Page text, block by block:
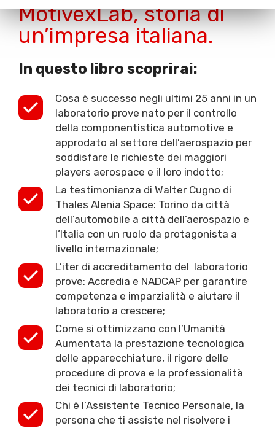
MotivexLab, storia di
un’impresa italiana.
In questo libro scoprirai:
Cosa è successo negli ultimi 25 anni in un
laboratorio prove nato per il controllo
della componentistica automotive e
approdato al settore dell’aerospazio per
soddisfare le richieste dei maggiori
players aerospace e il loro indotto;
La testimonianza di Walter Cugno di
Thales Alenia Space: Torino da città
dell’automobile a città dell’aerospazio e
l’Italia con un ruolo da protagonista a
livello internazionale;
L’iter di accreditamento del laboratorio
prove: Accredia e NADCAP per garantire
competenza e imparzialità e aiutare il
laboratorio a crescere;
Come si ottimizzano con l’Umanità
Aumentata la prestazione tecnologica
delle apparecchiature, il rigore delle
procedure di prova e la professionalità
dei tecnici di laboratorio;
Chi è l’Assistente Tecnico Personale, la
persona che ti assiste nel risolvere i